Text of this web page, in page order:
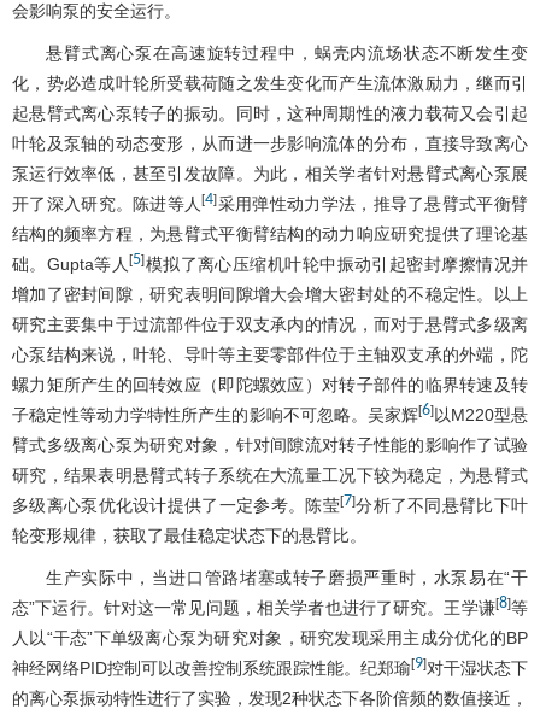
会影响泵的安全运行。
悬臂式离心泵在高速旋转过程中，蜗壳内流场状态不断发生变
化，势必造成叶轮所受载荷随之发生变化而产生流体激励力，继而引
起悬臂式离心泵转子的振动。同时，这种周期性的液力载荷又会引起
叶轮及泵轴的动态变形，从而进一步影响流体的分布，直接导致离心
泵运行效率低，甚至引发故障。为此，相关学者针对悬臂式离心泵展
开了深入研究。陈进等人[4]采用弹性动力学法，推导了悬臂式平衡臂
结构的频率方程，为悬臂式平衡臂结构的动力响应研究提供了理论基
础。Gupta等人[5]模拟了离心压缩机叶轮中振动引起密封摩擦情况并
增加了密封间隙，研究表明间隙增大会增大密封处的不稳定性。以上
研究主要集中于过流部件位于双支承内的情况，而对于悬臂式多级离
心泵结构来说，叶轮、导叶等主要零部件位于主轴双支承的外端，陀
螺力矩所产生的回转效应（即陀螺效应）对转子部件的临界转速及转
子稳定性等动力学特性所产生的影响不可忽略。吴家辉[6]以M220型悬
臂式多级离心泵为研究对象，针对间隙流对转子性能的影响作了试验
研究，结果表明悬臂式转子系统在大流量工况下较为稳定，为悬臂式
多级离心泵优化设计提供了一定参考。陈莹[7]分析了不同悬臂比下叶
轮变形规律，获取了最佳稳定状态下的悬臂比。
生产实际中，当进口管路堵塞或转子磨损严重时，水泵易在“干
态”下运行。针对这一常见问题，相关学者也进行了研究。王学谦[8]等
人以“干态”下单级离心泵为研究对象，研究发现采用主成分优化的BP
神经网络PID控制可以改善控制系统跟踪性能。纪郑瑜[9]对干湿状态下
的离心泵振动特性进行了实验，发现2种状态下各阶倍频的数值接近，